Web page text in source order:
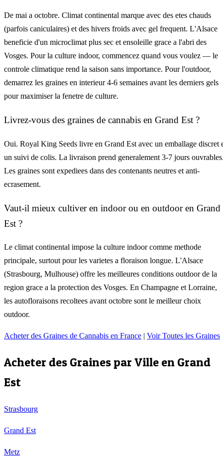
De mai a octobre. Climat continental marque avec des etes chauds
(parfois caniculaires) et des hivers froids avec gel frequent. L'Alsace
beneficie d'un microclimat plus sec et ensoleille grace a l'abri des
Vosges. Pour la culture indoor, commencez quand vous voulez — le
controle climatique rend la saison sans importance. Pour l'outdoor,
demarrez les graines en interieur 4-6 semaines avant les derniers gels
pour maximiser la fenetre de culture.
Livrez-vous des graines de cannabis en Grand Est ?
Oui. Royal King Seeds livre en Grand Est avec un emballage discret
un suivi de colis. La livraison prend generalement 3-7 jours
Les graines sont expediees dans des contenants neutres et anti-
ecrasement.
Vaut-il mieux cultiver en indoor ou en outdoor en Grand
Est ?
Le climat continental impose la culture indoor comme methode
principale, surtout pour les varietes a floraison longue. L'Alsace
(Strasbourg, Mulhouse) offre les meilleures conditions outdoor de la
region grace a la protection des Vosges. En Champagne et Lorraine,
les autofloraisons recoltees avant octobre sont le meilleur choix
outdoor.
Acheter des Graines de Cannabis en France | Voir Toutes les Graines
Acheter des Graines par Ville en Grand
Est
Strasbourg
Grand Est
Metz